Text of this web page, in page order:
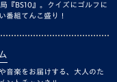
『BS10』。クイズにゴルフに
番組てんこ盛り！
音楽をお届けする、大人のた